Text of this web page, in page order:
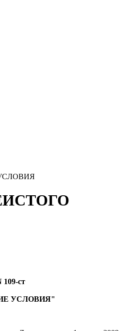
109-ст
УСЛОВИЯ"